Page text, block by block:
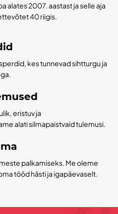
alates 2007. aastast ja selle aja
40 riigis.
kes tunnevad sihtturgu ja
eristuv ja
alati silmapaistvaid tulemusi.
palkamiseks. Me oleme
tööd hästi ja igapäevaselt.